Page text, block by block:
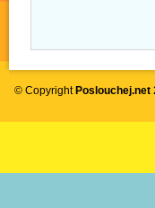
© Copyright Poslouchej.net